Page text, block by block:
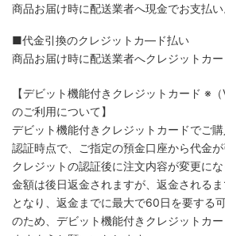
商品お届け時に配送業者へ現金でお支払い
■代金引換のクレジットカ―ド払い
商品お届け時に配送業者へクレジットカー
【デビット機能付きクレジットカード ※（
のご利用について】
デビット機能付きクレジットカードでご
認証時点で、ご指定の預金口座から代金が
クレジットの認証後に注文内容が変更に
金額は後日返金されますが、返金される
となり、返金までに最大で60日を要する
のため、デビット機能付きクレジットカ